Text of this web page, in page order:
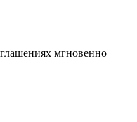
мгновенно